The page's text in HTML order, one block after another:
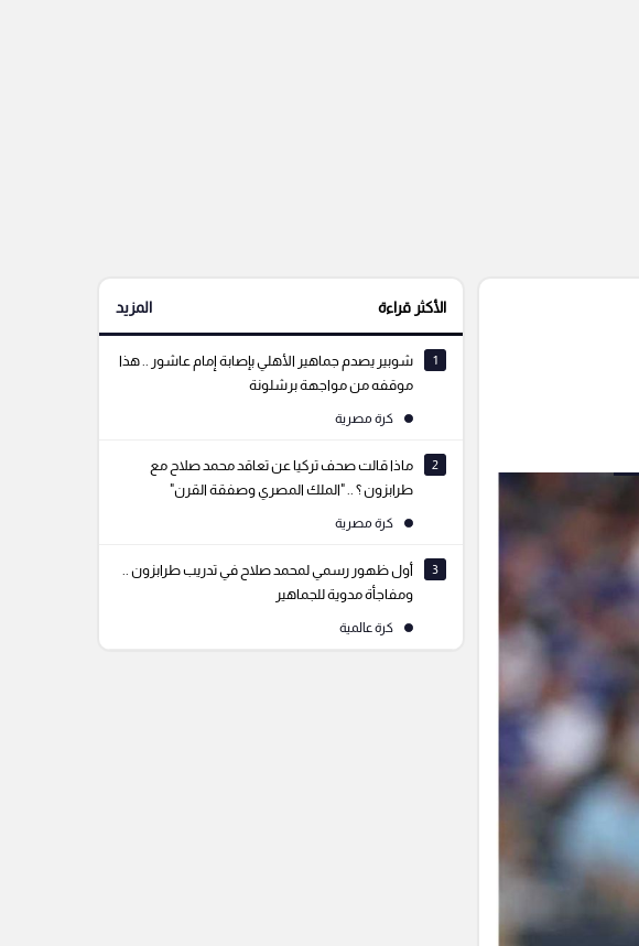
الأكثر قراءة المزيد
1
شوبير يصدم جماهير الأهلي بإصابة إمام عاشور .. هذا
موقفه من مواجهة برشلونة
كرة مصرية
2
ماذا قالت صحف تركيا عن تعاقد محمد صلاح مع
طرابزون ؟ .. "الملك المصري وصفقة القرن"
كرة مصرية
3
أول ظهور رسمي لمحمد صلاح في تدريب طرابزون ..
ومفاجأة مدوية للجماهير
كرة عالمية